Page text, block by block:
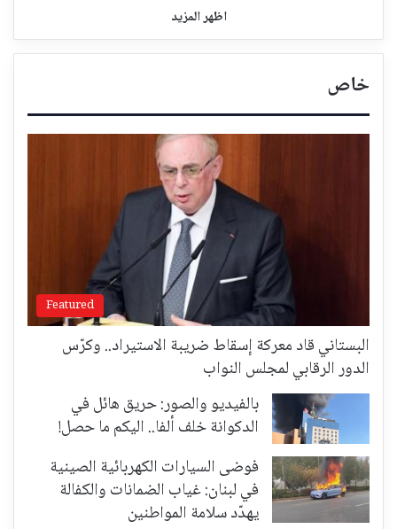
اظهر المزيد
خاص
Featured
البستاني قاد معركة إسقاط ضريبة الاستيراد.. وكرّس
الدور الرقابي لمجلس النواب
بالفيديو والصور: حريق هائل في
الدكوانة خلف ألفا.. اليكم ما حصل!
فوضى السيارات الكهربائية الصينية
في لبنان: غياب الضمانات والكفالة
يهدّد سلامة المواطنين